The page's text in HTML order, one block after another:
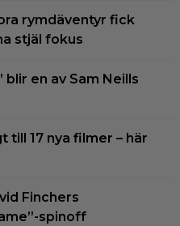
rymdäventyr fick
stjäl fokus
en av Sam Neills
till 17 nya filmer – här
Finchers
spinoff